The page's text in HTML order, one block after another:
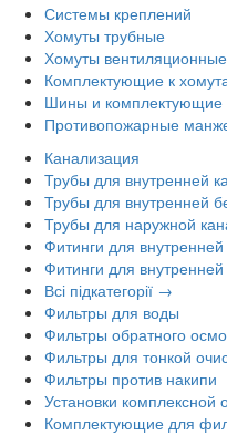
Системы креплений
Хомуты трубные
Хомуты вентиляционные
Комплектующие к
Шины и комплектующие
Противопожарные
Канализация
Трубы для внутренней
Трубы для внутренней
Трубы для наружной
Фитинги для
Фитинги для
Всі підкатегорії →
Фильтры для воды
Фильтры обратного
Фильтры для тонкой
Фильтры против накипи
Установки комплексной
Комплектующие для